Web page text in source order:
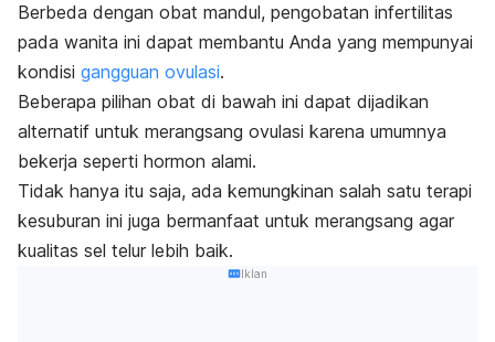
Berbeda dengan obat mandul, pengobatan infertilitas
pada wanita ini dapat membantu Anda yang mempunyai
kondisi gangguan ovulasi.
Beberapa pilihan obat di bawah ini dapat dijadikan
alternatif untuk merangsang ovulasi karena umumnya
bekerja seperti hormon alami.
Tidak hanya itu saja, ada kemungkinan salah satu terapi
kesuburan ini juga bermanfaat untuk merangsang agar
kualitas sel telur lebih baik.
Iklan